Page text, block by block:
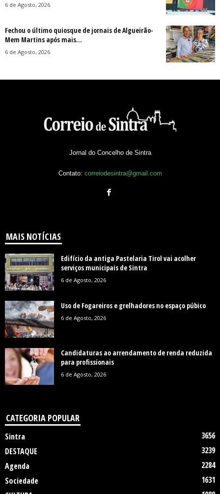
6 de Agosto, 2026
Fechou o último quiosque de jornais de Algueirão-
Mem Martins após mais...
6 de Agosto, 2026
Jornal do Concelho de Sintra
Contato: correiodesintra@gmail.com
MAIS NOTÍCIAS
Edifício da antiga Pastelaria Tirol vai acolher
serviços municipais de Sintra
6 de Agosto, 2026
Uso de Fogareiros e grelhadores no espaço púbico
6 de Agosto, 2026
Candidaturas ao arrendamento de renda reduzida
para profissionais
6 de Agosto, 2026
CATEGORIA POPULAR
Sintra
3656
DESTAQUE
3239
Agenda
2284
Sociedade
1631